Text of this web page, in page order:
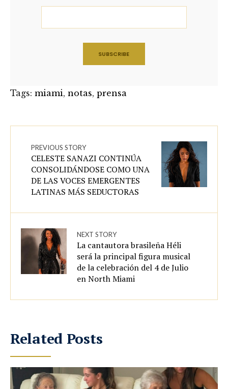
Tags: miami, notas, prensa
PREVIOUS STORY
CELESTE SANAZI CONTINÚA
CONSOLIDÁNDOSE COMO UNA
DE LAS VOCES EMERGENTES
LATINAS MÁS SEDUCTORAS
NEXT STORY
La cantautora brasileña Héli
será la principal figura musical
de la celebración del 4 de Julio
en North Miami
Related Posts